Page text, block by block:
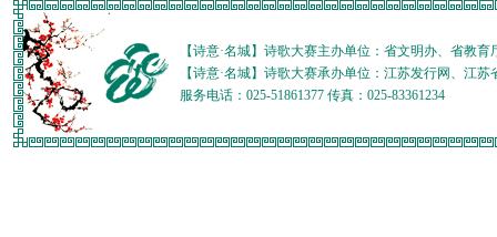
【诗意·名城】诗歌大赛主办单位：省文明办、省教
【诗意·名城】诗歌大赛承办单位：江苏发行网、江
服务电话：025-51861377 传真：025-83361234